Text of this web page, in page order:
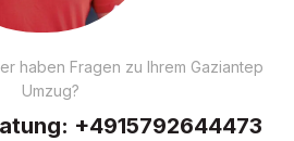
haben Fragen zu Ihrem Gaziantep
Umzug?
+4915792644473